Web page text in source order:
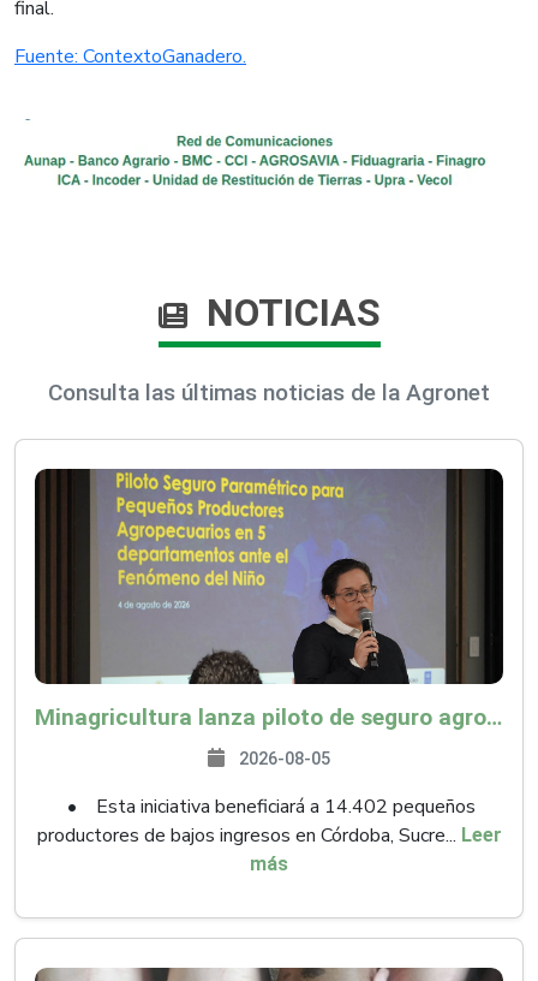
final.​
Fuente: ContextoGanadero.​
NOTICIAS
Consulta las últimas noticias de la Agronet
Minagricultura lanza piloto de seguro agropecuario por $9.625 millones para proteger a más de 14.000 pequeños productores contra riesgos del Fenómeno de El Niño
2026-08-05
• Esta iniciativa beneficiará a 14.402 pequeños
productores de bajos ingresos en Córdoba, Sucre... Leer
más